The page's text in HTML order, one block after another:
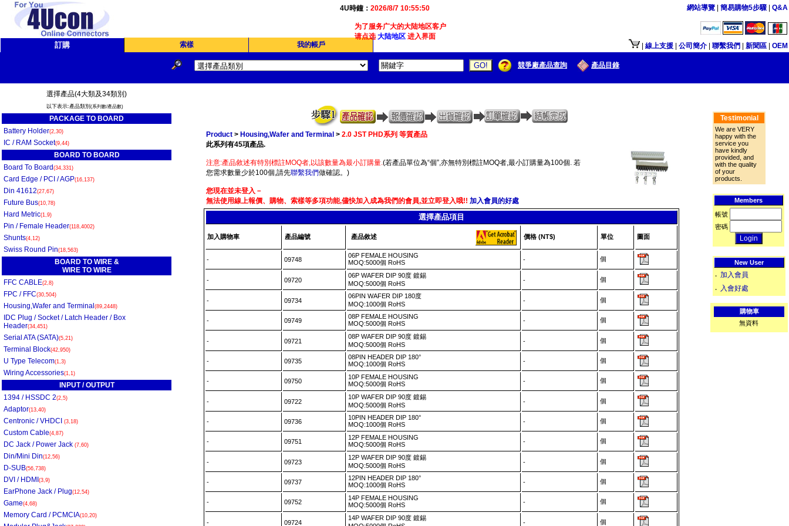
4U時鐘： 2026/8/7 10:55:50
为了服务广大的大陆地区客户,我们4Ucon新增了简体版接口供大陆地区客户使用.
请点选大陆地区进入界面
網站導覽 簡易購物5步驟 Q&A
訂購 索樣 我的帳戶 線上支援 公司簡介 聯繫我們 新聞區 OEM
競爭廠產品查詢 產品目錄
選擇產品(4大類及34類別)
以下表示:產品類別 (系列數/產品數)
PACKAGE TO BOARD
Battery Holder(2,30)
IC / RAM Socket(9,44)
BOARD TO BOARD
Board To Board (34,331)
Card Edge / PCI / AGP(16,137)
Din 41612(27,67)
Future Bus(10,78)
Hard Metric(1,9)
Pin / Female Header(118,4002)
Shunts(4,12)
Swiss Round Pin(18,563)
BOARD TO WIRE &
WIRE TO WIRE
FFC CABLE(2,8)
FPC / FFC(30,504)
Housing,Wafer and Terminal (89,2448)
IDC Plug / Socket / Latch Header / Box
Header(34,451)
Serial ATA (SATA)(5,21)
Terminal Block(42,950)
U Type Telecom(1,3)
Wiring Accessories(1,1)
INPUT / OUTPUT
1394 / HSSDC 2(2,5)
Adaptor(13,40)
Centronic / VHDCI (3,18)
Custom Cable(4,87)
DC Jack / Power Jack (7,60)
Din/Mini Din(12,56)
D-SUB(56,738)
DVI / HDMI (3,9)
EarPhone Jack / Plug(12,54)
Game(4,68)
Memory Card / PCMCIA(10,20)
Product> Housing,Wafer and Terminal > 2.0 JST PHD系列 等質產品
此系列有45項產品.
注意:產品敘述有特別標註MOQ者,以該數量為最小訂購量.(若產品單位為“個”,亦無特別標註MOQ者,最小訂購量為100個. 若
您需求數量少於100個,請先聯繫我們做確認。)
您現在並未登入－
無法使用線上報價、購物、索樣等多項功能,儘快加入成為我們的會員,並立即登入哦!! 加入會員的好處
選擇產品項目
加入購物車 產品編號 產品敘述 價格 (NT$) 單位 圖面
- 09748
06P FEMALE HOUSING
MOQ:5000個 RoHS
- 個
- 09720
06P WAFER DIP 90度 鍍錫
MOQ:5000個 RoHS
- 個
- 09734
06PIN WAFER DIP 180度
MOQ:1000個 RoHS
- 個
- 09749
08P FEMALE HOUSING
MOQ:5000個 RoHS
- 個
- 09721
08P WAFER DIP 90度 鍍錫
MOQ:5000個 RoHS
- 個
- 09735
08PIN HEADER DIP 180°
MOQ:1000個 RoHS
- 個
- 09750
10P FEMALE HOUSING
MOQ:5000個 RoHS
- 個
- 09722
10P WAFER DIP 90度 鍍錫
MOQ:5000個 RoHS
- 個
- 09736
10PIN HEADER DIP 180°
MOQ:1000個 RoHS
- 個
- 09751
12P FEMALE HOUSING
MOQ:5000個 RoHS
- 個
- 09723
12P WAFER DIP 90度 鍍錫
MOQ:5000個 RoHS
- 個
- 09737
12PIN HEADER DIP 180°
MOQ:1000個 RoHS
- 個
- 09752
14P FEMALE HOUSING
MOQ:5000個 RoHS
- 個
- 09724
14P WAFER DIP 90度 鍍錫
- 個
Testimonial
We are VERY
happy with the
service you
have kindly
provided, and
with the quality
of your
products.
Members
帳號
密碼
New User
‧ 加入會員
‧ 入會好處
購物車
無資料